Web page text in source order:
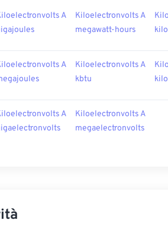
A
Kiloelectronvolts A
megawatt-hours
A
Kiloelectronvolts A
kbtu
A
Kiloelectronvolts A
megaelectronvolts